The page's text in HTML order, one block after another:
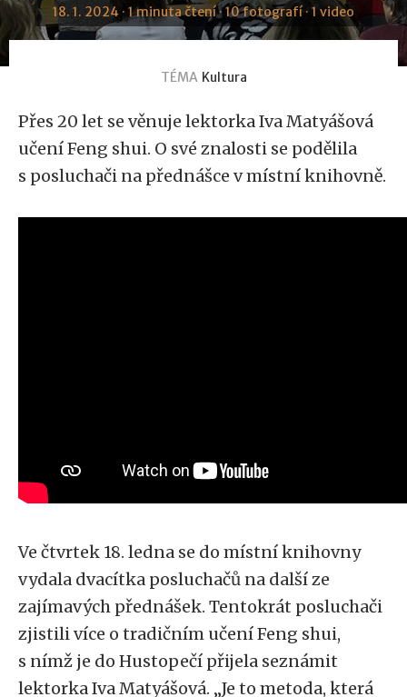
18. 1. 2024 · 1 minuta čtení · 10 fotografí · 1 video
TÉMA Kultura
Přes 20 let se věnuje lektorka Iva Matyášová
učení Feng shui. O své znalosti se podělila
s posluchači na přednášce v místní knihovně.
Ve čtvrtek 18. ledna se do místní knihovny
vydala dvacítka posluchačů na další ze
zajímavých přednášek. Tentokrát posluchači
zjistili více o tradičním učení Feng shui,
s nímž je do Hustopečí přijela seznámit
lektorka Iva Matyášová. „Je to metoda, která